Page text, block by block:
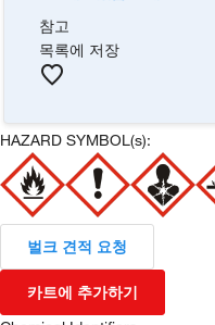
참고
목록에 저장
HAZARD SYMBOL(s):
벌크 견적 요청
카트에 추가하기